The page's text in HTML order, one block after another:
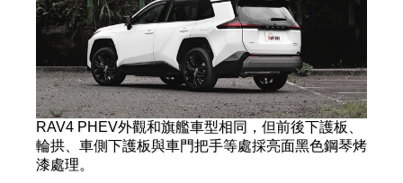
RAV4 PHEV外觀和旗艦車型相同，但前後下護板、
輪拱、車側下護板與車門把手等處採亮面黑色鋼琴烤
漆處理。